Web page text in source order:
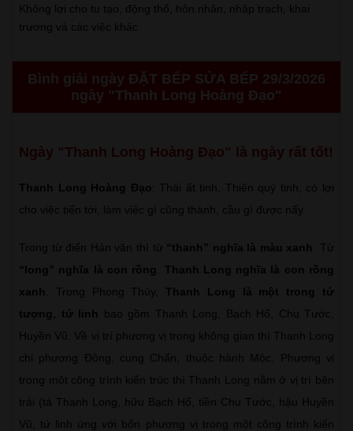
Không lợi cho tu tạo, động thổ, hôn nhân, nhập trạch, khai
trương và các việc khác.
Bình giải ngày ĐẶT BẾP SỬA BẾP 29/3/2026
ngày "Thanh Long Hoàng Đạo"
Ngày "Thanh Long Hoàng Đạo" là ngày rất tốt!
Thanh Long Hoàng Đạo : Thái ất tinh, Thiên quý tinh, có lợi
cho việc tiến tới, làm việc gì cũng thành, cầu gì được nấy.
Trong từ điển Hán văn thì từ “thanh” nghĩa là màu xanh
. Từ
“long” nghĩa là con rồng
Thanh Long nghĩa là con rồng
xanh
. Trong Phong Thủy, Thanh Long là một trong tứ
tượng, tứ linh
bao gồm Thanh Long, Bạch Hổ, Chu Tước,
Huyền Vũ. Về vị trí phương vị trong không gian thì Thanh Long
chỉ phương Đông, cung Chấn, thuộc hành Mộc. Phương vị
trong một công trình kiến trúc thì Thanh Long nằm ở vị trí bên
trái (tả Thanh Long, hữu Bạch Hổ, tiền Chu Tước, hậu Huyền
Vũ, tứ linh ứng với bốn phương vị trong một công trình kiến